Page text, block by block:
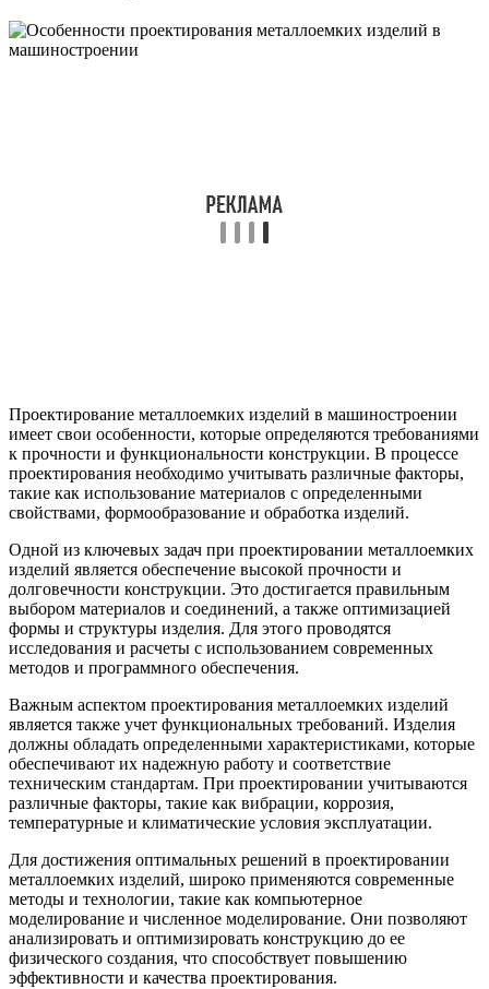
Проектирование металлоемких изделий в машиностроении
имеет свои особенности, которые определяются требованиями
к прочности и функциональности конструкции. В процессе
проектирования необходимо учитывать различные факторы,
такие как использование материалов с определенными
свойствами, формообразование и обработка изделий.
Одной из ключевых задач при проектировании металлоемких
изделий является обеспечение высокой прочности и
долговечности конструкции. Это достигается правильным
выбором материалов и соединений, а также оптимизацией
формы и структуры изделия. Для этого проводятся
исследования и расчеты с использованием современных
методов и программного обеспечения.
Важным аспектом проектирования металлоемких изделий
является также учет функциональных требований. Изделия
должны обладать определенными характеристиками, которые
обеспечивают их надежную работу и соответствие
техническим стандартам. При проектировании учитываются
различные факторы, такие как вибрации, коррозия,
температурные и климатические условия эксплуатации.
Для достижения оптимальных решений в проектировании
металлоемких изделий, широко применяются современные
методы и технологии, такие как компьютерное
моделирование и численное моделирование. Они позволяют
анализировать и оптимизировать конструкцию до ее
физического создания, что способствует повышению
эффективности и качества проектирования.